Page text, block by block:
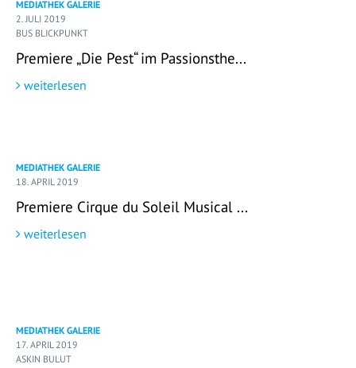
MEDIATHEK GALERIE
2. JULI 2019
BUS BLICKPUNKT
Premiere „Die Pest“ im Passionsthe...
weiterlesen
MEDIATHEK GALERIE
18. APRIL 2019
Premiere Cirque du Soleil Musical ...
weiterlesen
MEDIATHEK GALERIE
17. APRIL 2019
ASKIN BULUT